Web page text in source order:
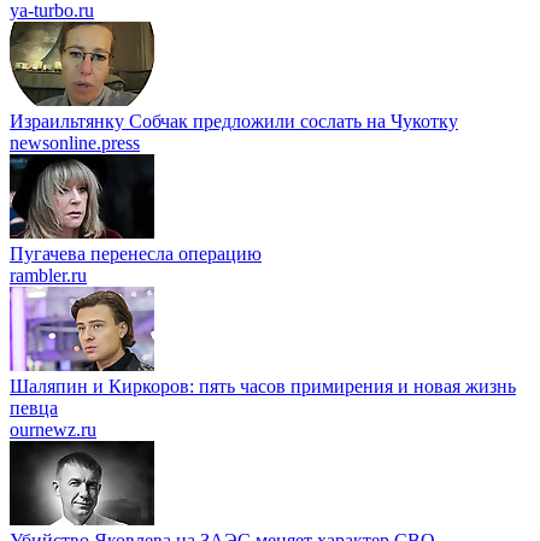
ya-turbo.ru
Израильтянку Собчак предложили сослать на Чукотку
newsonline.press
Пугачева перенесла операцию
rambler.ru
Шаляпин и Киркоров: пять часов примирения и новая жизнь
певца
ournewz.ru